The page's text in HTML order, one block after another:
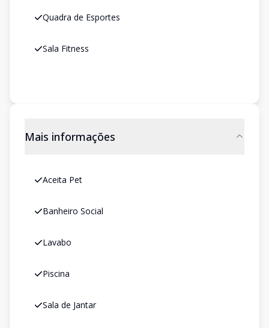
Quadra de Esportes
Sala Fitness
Mais informações
Aceita Pet
Banheiro Social
Lavabo
Piscina
Sala de Jantar